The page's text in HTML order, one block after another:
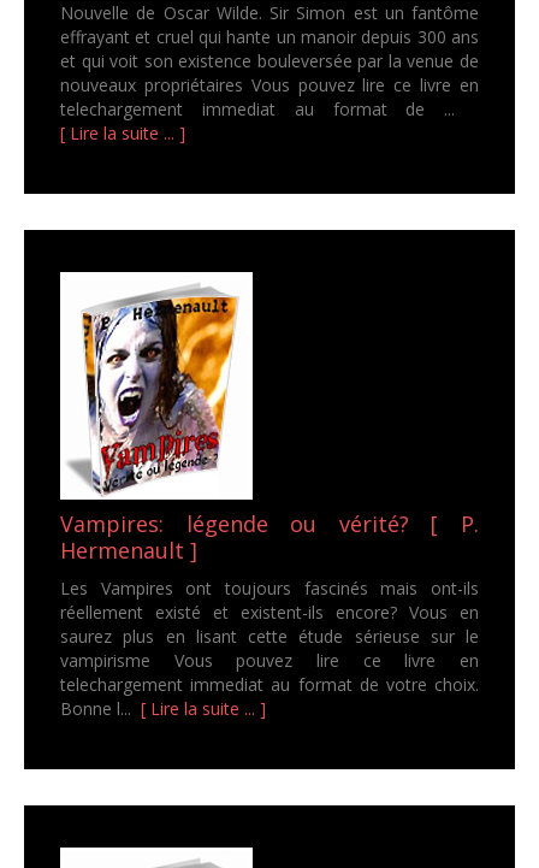
Nouvelle de Oscar Wilde. Sir Simon est un fantôme
effrayant et cruel qui hante un manoir depuis 300 ans
et qui voit son existence bouleversée par la venue de
nouveaux propriétaires Vous pouvez lire ce livre en
telechargement immediat au format de ...
[ Lire la suite ... ]
Vampires: légende ou vérité? [ P.
Hermenault ]
Les Vampires ont toujours fascinés mais ont-ils
réellement existé et existent-ils encore? Vous en
saurez plus en lisant cette étude sérieuse sur le
vampirisme Vous pouvez lire ce livre en
telechargement immediat au format de votre choix.
Bonne l... [ Lire la suite ... ]